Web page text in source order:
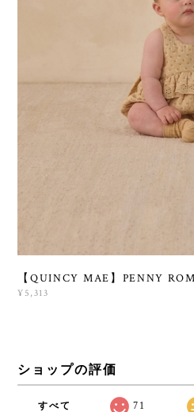
【QUINCY MAE】PENNY
¥5,313
ショップの評価
すべて 71